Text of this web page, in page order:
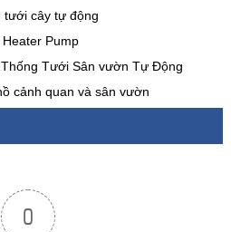
tưới cây tự động
Pump
Tưới Sân vườn Tự Động
cảnh quan và sân vườn
0